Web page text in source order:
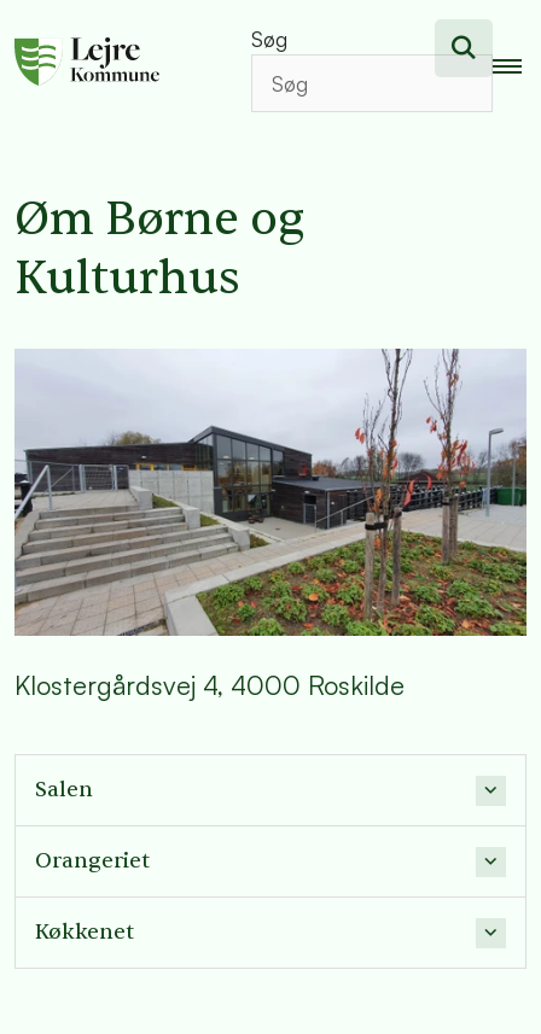
Søg
Øm Børne og
Kulturhus
Klostergårdsvej 4, 4000 Roskilde
Salen
Orangeriet
Køkkenet